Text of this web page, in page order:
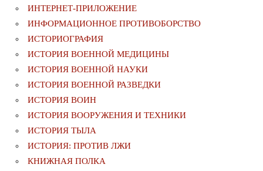
ИНТЕРНЕТ-ПРИЛОЖЕНИЕ
ИНФОРМАЦИОННОЕ ПРОТИВОБОРСТВО
ИСТОРИОГРАФИЯ
ИСТОРИЯ ВОЕННОЙ МЕДИЦИНЫ
ИСТОРИЯ ВОЕННОЙ НАУКИ
ИСТОРИЯ ВОЕННОЙ РАЗВЕДКИ
ИСТОРИЯ ВОИН
ИСТОРИЯ ВООРУЖЕНИЯ И ТЕХНИКИ
ИСТОРИЯ ТЫЛА
ИСТОРИЯ: ПРОТИВ ЛЖИ
КНИЖНАЯ ПОЛКА